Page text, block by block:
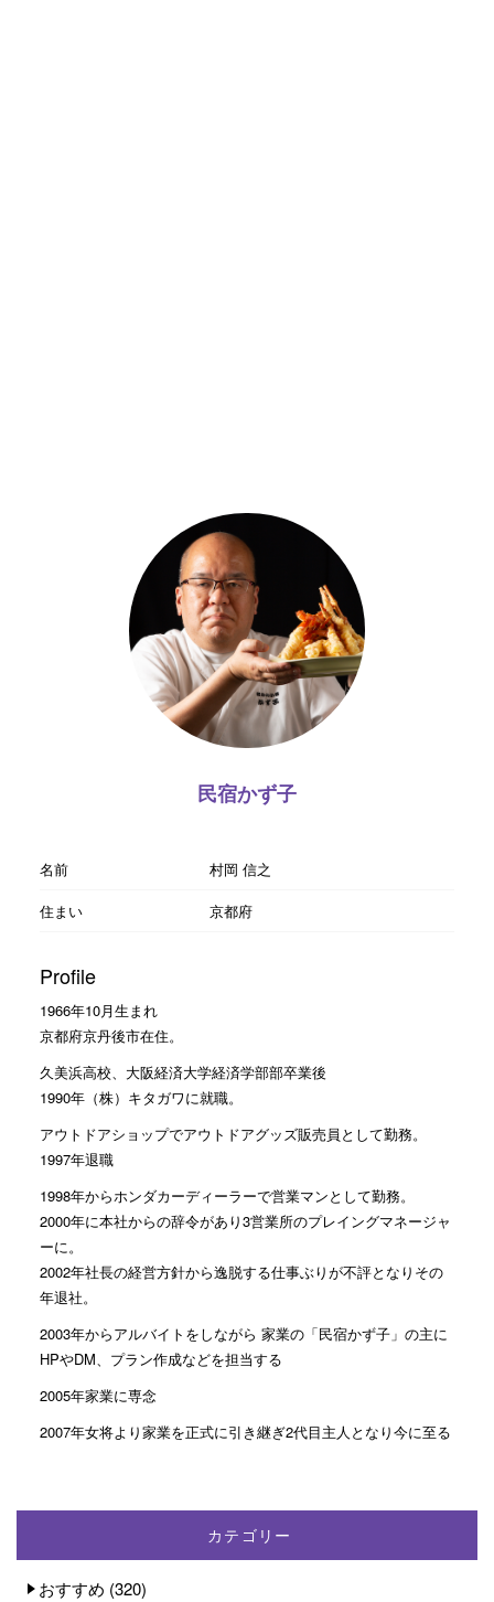
民宿かず子
名前
村岡 信之
住まい
京都府
Profile
1966年10月生まれ
京都府京丹後市在住。
久美浜高校、大阪経済大学経済学部部卒業後
1990年（株）キタガワに就職。
アウトドアショップでアウトドアグッズ販売員として勤務。
1997年退職
1998年からホンダカーディーラーで営業マンとして勤務。
2000年に本社からの辞令があり3営業所のプレイングマネージャ
ーに。
2002年社長の経営方針から逸脱する仕事ぶりが不評となりその
年退社。
2003年からアルバイトをしながら 家業の「民宿かず子」の主に
HPやDM、プラン作成などを担当する
2005年家業に専念
2007年女将より家業を正式に引き継ぎ2代目主人となり今に至る
カテゴリー
おすすめ (320)